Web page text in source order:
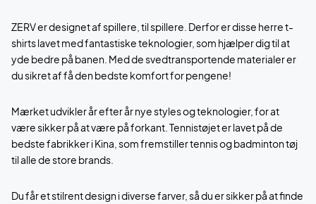
ZERV er designet af spillere, til spillere. Derfor er disse herre t-
shirts lavet med fantastiske teknologier, som hjælper dig til at
yde bedre på banen. Med de svedtransportende materialer er
du sikret af få den bedste komfort for pengene!
Mærket udvikler år efter år nye styles og teknologier, for at
være sikker på at være på forkant. Tennistøjet er lavet på de
bedste fabrikker i Kina, som fremstiller tennis og badminton tøj
til alle de store brands.
Du får et stilrent design i diverse farver, så du er sikker på at finde